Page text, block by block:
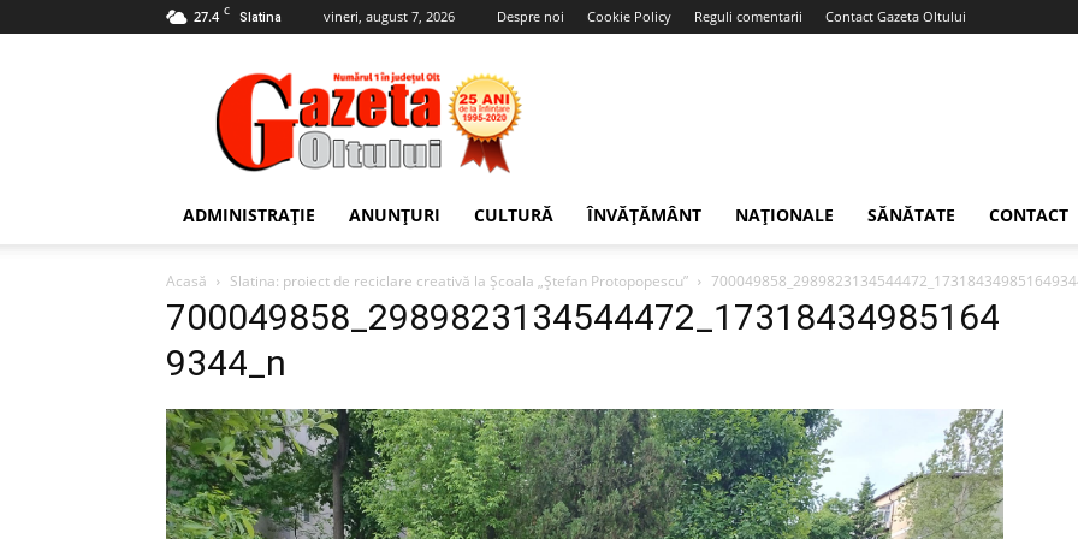
27.4 C Slatina vineri, august 7, 2026 Despre noi Cookie Policy Reguli comentarii Contact Gazeta Oltului
Gazeta
Oltului
ADMINISTRAȚIE ANUNȚURI CULTURĂ ÎNVĂȚĂMÂNT NAȚIONALE SĂNĂTATE CONTACT
Acasă Slatina: proiect de reciclare creativă la Școala „Ștefan Protopopescu”
700049858_2989823134544472_17318434985164
9344_n